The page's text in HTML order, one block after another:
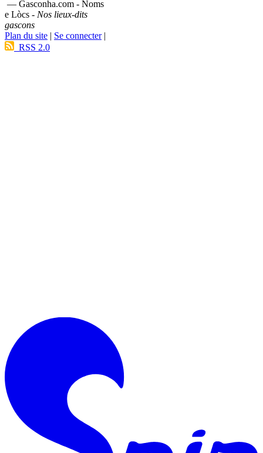
— Gasconha.com - Noms
e Lòcs - Nos lieux-dits
gascons
Plan du site | Se connecter|
RSS 2.0